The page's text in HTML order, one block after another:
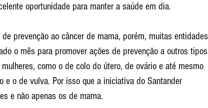
oportunidade para manter a saúde em dia.
prevenção ao câncer de mama, porém, muitas entidades
o mês para promover ações de prevenção a outros tipos
como o de colo do útero, de ovário e até mesmo
e o de vulva. Por isso que a iniciativa do Santander
e não apenas os de mama.